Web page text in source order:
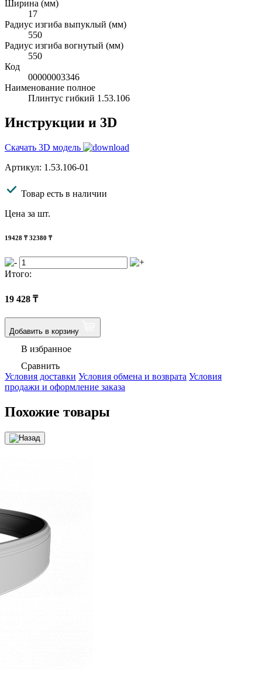
Ширина (мм)
17
Радиус изгиба выпуклый (мм)
550
Радиус изгиба вогнутый (мм)
550
Код
00000003346
Наименование полное
Плинтус гибкий 1.53.106
Инструкции и 3D
Скачать 3D модель
Артикул: 1.53.106-01
Товар есть в наличии
Цена за шт.
19428 ₸ 32380 ₸
Итого:
19 428 ₸
Добавить в корзину
В избранное
Сравнить
Условия доставки Условия обмена и возврата Условия
продажи и оформление заказа
Похожие товары